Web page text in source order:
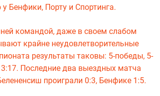
Бенфики, Порту и Спортинга.
командой, даже в своем слабом
крайне неудовлетворительные
результаты таковы: 5-победы, 5-
Последние два выездных матча
проиграли 0:3, Бенфике 1:5.